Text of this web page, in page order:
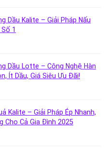
Dầu Kalite – Giải Pháp Nấu
1
Dầu Lotte – Công Nghệ Hàn
Ít Dầu, Giá Siêu Ưu Đãi!
Kalite – Giải Pháp Ép Nhanh,
Cho Cả Gia Đình 2025